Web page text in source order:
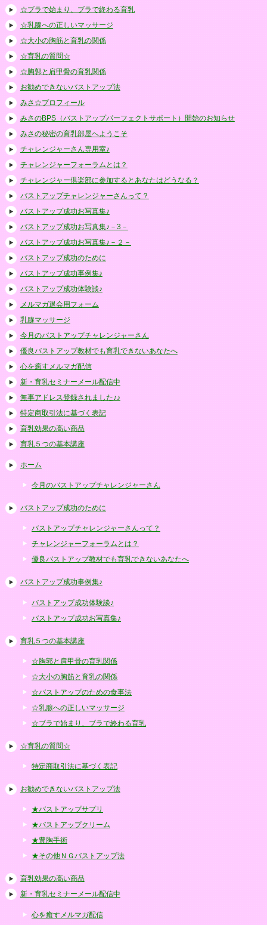
☆ブラで始まり、ブラで終わる育乳
☆乳腺への正しいマッサージ
☆大小の胸筋と育乳の関係
☆育乳の質問☆
☆胸郭と肩甲骨の育乳関係
お勧めできないバストアップ法
みさ☆プロフィール
みさのBPS（バストアップパーフェクトサポート）開始のお知らせ
みさの秘密の育乳部屋へようこそ
チャレンジャーさん専用室♪
チャレンジャーフォーラムとは？
チャレンジャー倶楽部に参加するとあなたはどうなる？
バストアップチャレンジャーさんって？
バストアップ成功お写真集♪
バストアップ成功お写真集♪－3－
バストアップ成功お写真集♪－２－
バストアップ成功のために
バストアップ成功事例集♪
バストアップ成功体験談♪
メルマガ退会用フォーム
乳腺マッサージ
今月のバストアップチャレンジャーさん
優良バストアップ教材でも育乳できないあなたへ
心を癒すメルマガ配信
新・育乳セミナーメール配信中
無事アドレス登録されました♪♪
特定商取引法に基づく表記
育乳効果の高い商品
育乳５つの基本講座
ホーム
今月のバストアップチャレンジャーさん
バストアップ成功のために
バストアップチャレンジャーさんって？
チャレンジャーフォーラムとは？
優良バストアップ教材でも育乳できないあなたへ
バストアップ成功事例集♪
バストアップ成功体験談♪
バストアップ成功お写真集♪
育乳５つの基本講座
☆胸郭と肩甲骨の育乳関係
☆大小の胸筋と育乳の関係
☆バストアップのための食事法
☆乳腺への正しいマッサージ
☆ブラで始まり、ブラで終わる育乳
☆育乳の質問☆
特定商取引法に基づく表記
お勧めできないバストアップ法
★バストアップサプリ
★バストアップクリーム
★豊胸手術
★その他ＮＧバストアップ法
育乳効果の高い商品
新・育乳セミナーメール配信中
心を癒すメルマガ配信